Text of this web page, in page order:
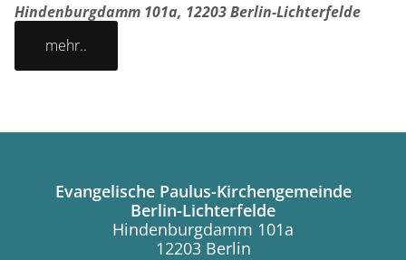
Hindenburgdamm 101a, 12203 Berlin-Lichterfelde
mehr..
Evangelische Paulus-Kirchengemeinde
Berlin-Lichterfelde
Hindenburgdamm 101a
12203 Berlin